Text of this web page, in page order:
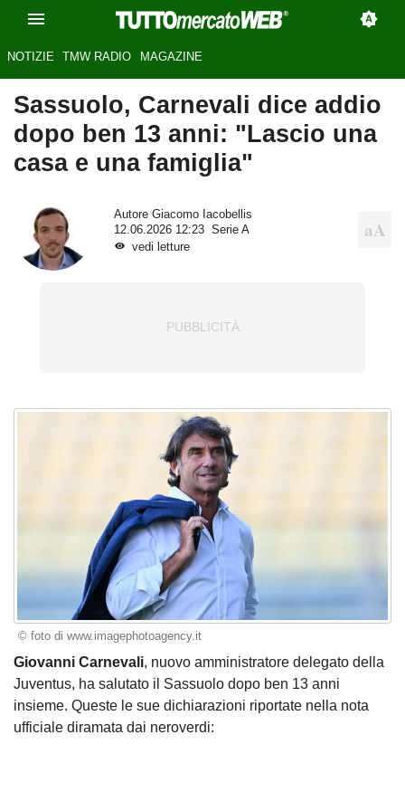
NOTIZIE TMW RADIO MAGAZINE
Sassuolo, Carnevali dice addio
dopo ben 13 anni: "Lascio una
casa e una famiglia"
Autore Giacomo Iacobellis
12.06.2026 12:23
Serie A
vedi letture
© foto di www.imagephotoagency.it
Giovanni Carnevali, nuovo amministratore delegato della
Juventus, ha salutato il Sassuolo dopo ben 13 anni
insieme. Queste le sue dichiarazioni riportate nella nota
ufficiale diramata dai neroverdi: